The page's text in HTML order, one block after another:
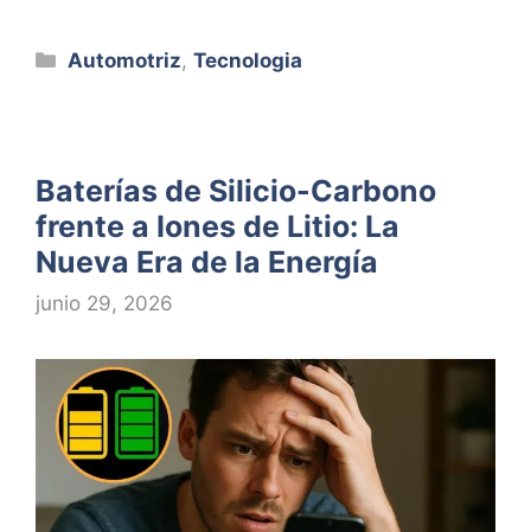
Categorías
Automotriz,Tecnologia
Baterías de Silicio-Carbono
frente a Iones de Litio: La
Nueva Era de la Energía
junio 29, 2026